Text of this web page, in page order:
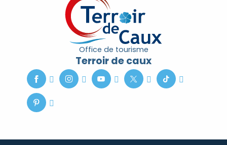
Office de tourisme
Terroir de caux